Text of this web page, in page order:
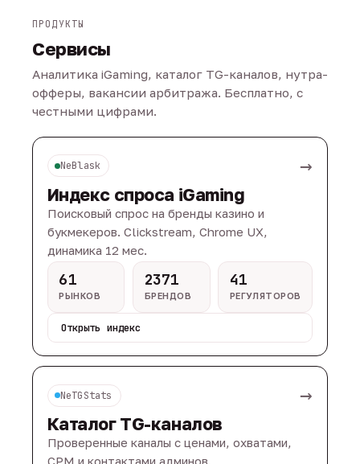
ПРОДУКТЫ
Сервисы
Аналитика iGaming, каталог TG-каналов, нутра-
офферы, вакансии арбитража. Бесплатно, с
честными цифрами.
NeBlask →
Индекс спроса iGaming
Поисковый спрос на бренды казино и
букмекеров. Clickstream, Chrome UX,
динамика 12 мес.
61
РЫНКОВ
2371
БРЕНДОВ
41
РЕГУЛЯТОРОВ
Открыть индекс
NeTGStats →
Каталог TG-каналов
Проверенные каналы с ценами, охватами,
CPM и контактами админов.